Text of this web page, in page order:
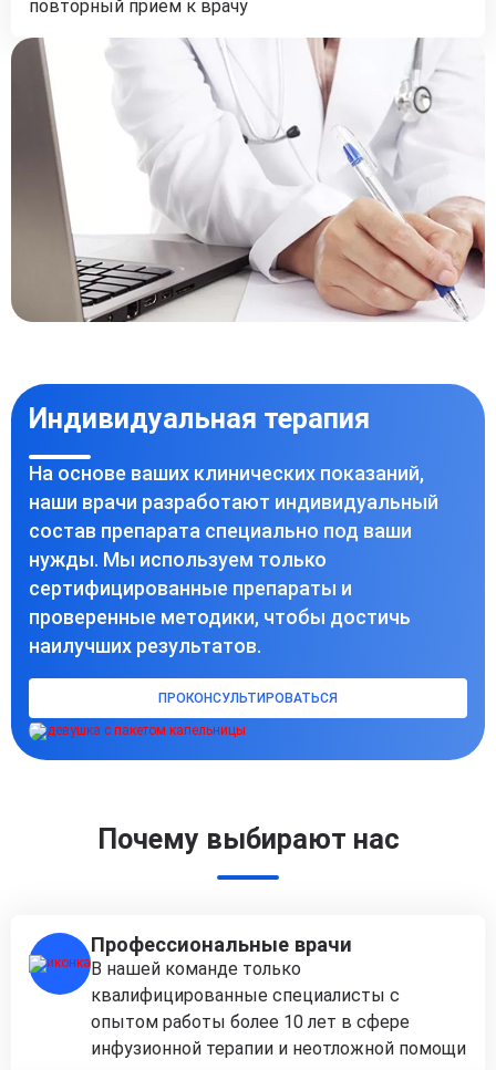
повторный прием к врачу
Индивидуальная терапия
На основе ваших клинических показаний,
наши врачи разработают индивидуальный
состав препарата специально под ваши
нужды. Мы используем только
сертифицированные препараты и
проверенные методики, чтобы достичь
наилучших результатов.
ПРОКОНСУЛЬТИРОВАТЬСЯ
Почему выбирают нас
Профессиональные врачи
В нашей команде только
квалифицированные специалисты с
опытом работы более 10 лет в сфере
инфузионной терапии и неотложной помощи